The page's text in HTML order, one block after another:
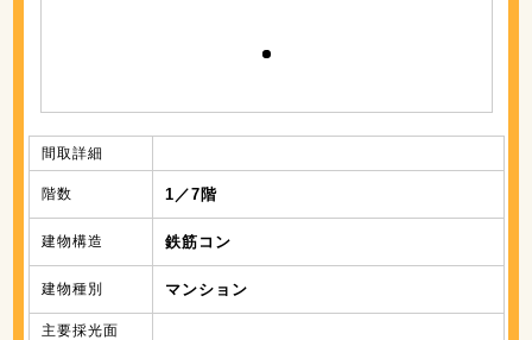
間取詳細
階数 1／7階
建物構造 鉄筋コン
建物種別 マンション
主要採光面